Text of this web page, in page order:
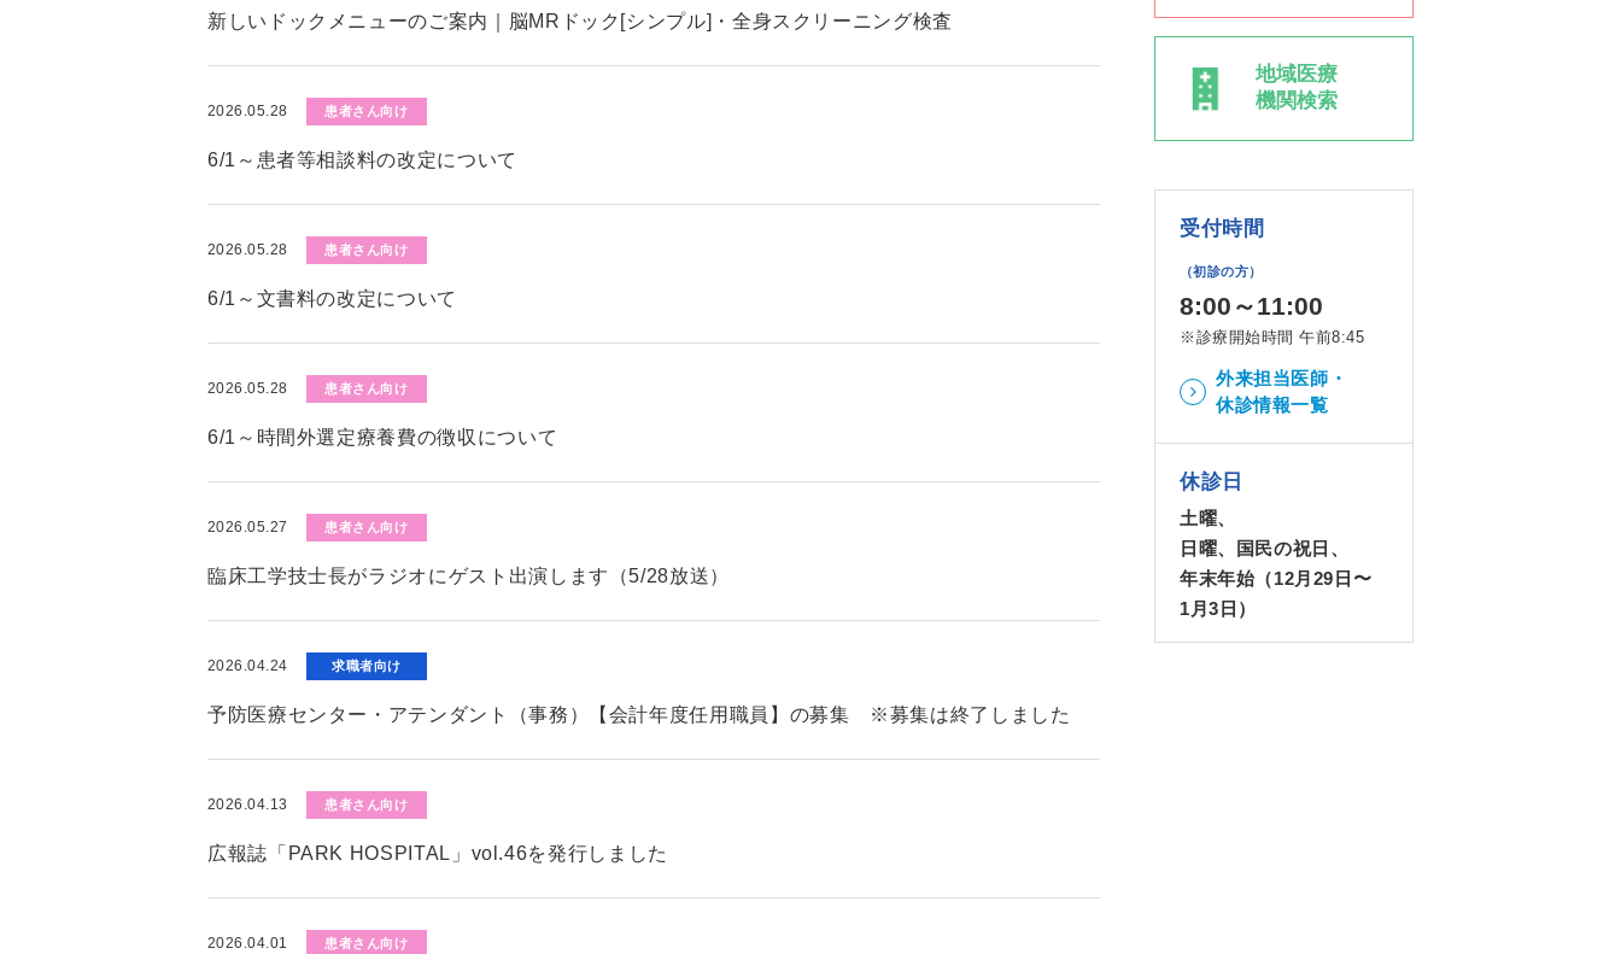
新しいドックメニューのご案内｜脳MRドック[シンプル]・全身スクリーニング検査
2026.05.28 患者さん向け
6/1～患者等相談料の改定について
2026.05.28 患者さん向け
6/1～文書料の改定について
2026.05.28 患者さん向け
6/1～時間外選定療養費の徴収について
2026.05.27 患者さん向け
臨床工学技士長がラジオにゲスト出演します（5/28放送）
2026.04.24 求職者向け
予防医療センター・アテンダント（事務）【会計年度任用職員】の募集 ※募集は終了しました
2026.04.13 患者さん向け
広報誌「PARK HOSPITAL」vol.46を発行しました
2026.04.01 患者さん向け
地域医療
機関検索
受付時間
（初診の方）
8:00～11:00
※診療開始時間 午前8:45
外来担当医師・
休診情報一覧
休診日
土曜、
日曜、国民の祝日、
年末年始（12月29日〜
1月3日）